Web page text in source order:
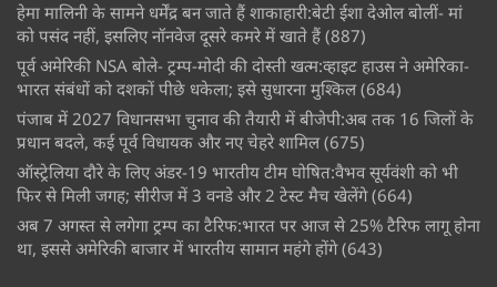
हेमा मालिनी के सामने धर्मेंद्र बन जाते हैं शाकाहारी:बेटी ईशा देओल बोलीं- मां
को पसंद नहीं, इसलिए नॉनवेज दूसरे कमरे में खाते हैं (887)
पूर्व अमेरिकी NSA बोले- ट्रम्प-मोदी की दोस्ती खत्म:व्हाइट हाउस ने अमेरिका-
भारत संबंधों को दशकों पीछे धकेला; इसे सुधारना मुश्किल (684)
पंजाब में 2027 विधानसभा चुनाव की तैयारी में बीजेपी:अब तक 16 जिलों के
प्रधान बदले, कई पूर्व विधायक और नए चेहरे शामिल (675)
ऑस्ट्रेलिया दौरे के लिए अंडर-19 भारतीय टीम घोषित:वैभव सूर्यवंशी को भी
फिर से मिली जगह; सीरीज में 3 वनडे और 2 टेस्ट मैच खेलेंगे (664)
अब 7 अगस्त से लगेगा ट्रम्प का टैरिफ:भारत पर आज से 25% टैरिफ लागू होना
था, इससे अमेरिकी बाजार में भारतीय सामान महंगे होंगे (643)